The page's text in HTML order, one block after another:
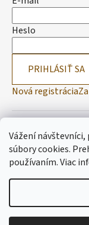
Vážení
súbory cookies.
používaním.Viac
Heslo
PRIHLÁSIŤ SA
Nová registrácia